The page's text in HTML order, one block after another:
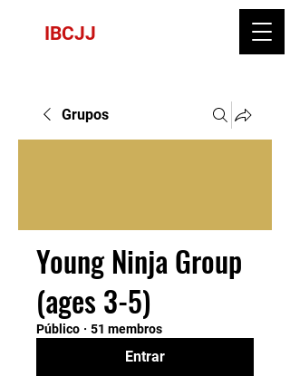
IBCJJ
Grupos
Young Ninja Group
(ages 3-5)
Público · 51 membros
Entrar